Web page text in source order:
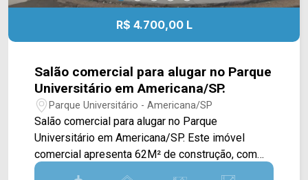
R$ 4.700,00 L
Salão comercial para alugar no Parque
Universitário em Americana/SP.
Parque Universitário - Americana/SP
Salão comercial para alugar no Parque
Universitário em Americana/SP. Este imóvel
comercial apresenta 62M² de construção, com
estrutura sólida e versátil, ideal para empresas